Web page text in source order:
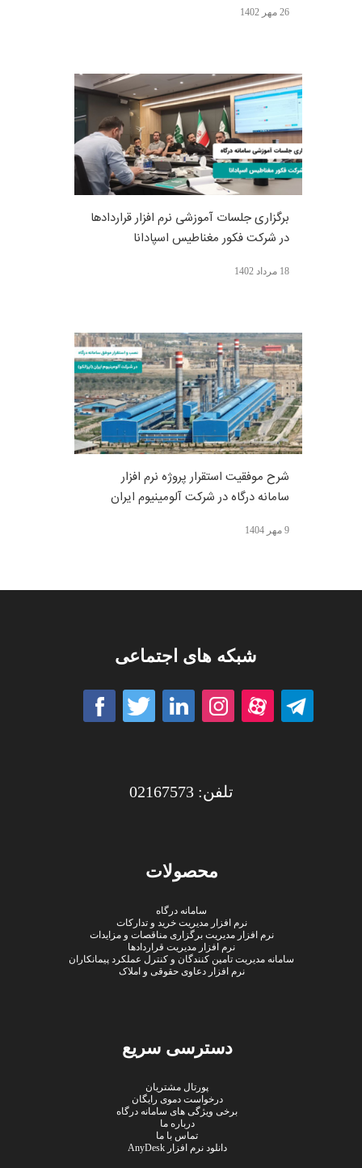
26 مهر 1402
برگزاری جلسات آموزشی نرم افزار قراردادها
در شرکت فکور مغناطیس اسپادانا
18 مرداد 1402
شرح موفقیت استقرار پروژه نرم افزار
سامانه درگاه در شرکت آلومینیوم ایران
9 مهر 1404
شبکه های اجتماعی
تلفن: 02167573
محصولات
سامانه درگاه
نرم افزار مدیریت خرید و تدارکات
نرم افزار مدیریت برگزاری مناقصات و مزایدات
نرم افزار مدیریت قراردادها
سامانه مدیریت تامین کنندگان و کنترل عملکرد پیمانکاران
نرم افزار دعاوی حقوقی و املاک
دسترسی سریع
پورتال مشتریان
درخواست دموی رایگان
برخی ویژگی های سامانه درگاه
درباره ما
تماس با ما
دانلود نرم افزار AnyDesk